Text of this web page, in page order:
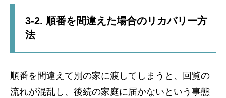
3-2. 順番を間違えた場合のリカバリー方
法
順番を間違えて別の家に渡してしまうと、回覧の
流れが混乱し、後続の家庭に届かないという事態